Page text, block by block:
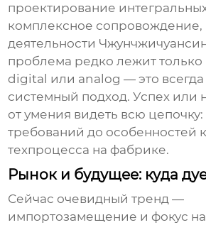
проектирование
комплексное сопровождение,
деятельности
проблема редко лежит только
digital или analog — это всегда
системный подход. Успех или
от умения видеть всю
требований до особенностей
техпроцесса на фабрике.
Рынок и будущее: куда
Сейчас очевидный тренд —
импортозамещение и фокус на